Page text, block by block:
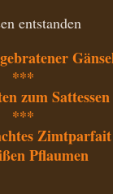
entstanden
***
zum Sattessen
***
Zimtparfait
Pflaumen